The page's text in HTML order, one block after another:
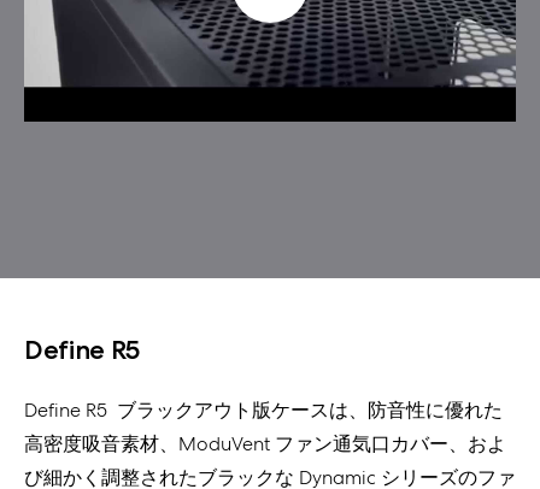
Define R5
Define R5 ブラックアウト版ケースは、防音性に優れた
高密度吸音素材、ModuVent ファン通気口カバー、およ
び細かく調整されたブラックな Dynamic シリーズのファ